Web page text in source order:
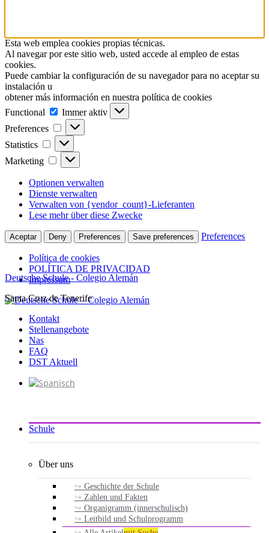
Esta web emplea cookies propias técnicas.
Al navegar por este sitio web, usted accede al empleo de estas
cookies.
Puede cambiar la configuración de su navegador para no aceptar su
instalación u
obtener más información en nuestra política de cookies
Functional
Functional
Immer aktiv
Preferences
Preferences
Statistics Statistics
Marketing Marketing
Optionen verwalten
Dienste verwalten
Verwalten von {vendor_count}-Lieferanten
Lese mehr über diese Zwecke
Aceptar Deny Preferences Save preferences Preferences
Política de cookies
POLÍTICA DE PRIVACIDAD
Impressum
Zum
springen
Deutsche Schule - Colegio Alemán
Santa Cruz de Tenerife
Kontakt
Stellenangebote
Nas
FAQ
DST Aktuell
Schule
Über uns
Geschichte der Schule
Zahlen und Fakten
Organigramm (innerschulisch)
Leitbild und Schulprogramm